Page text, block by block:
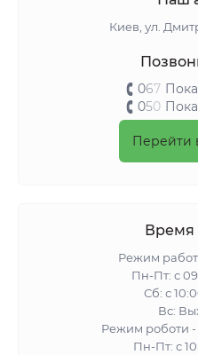
Киeв, ул.
067
050
Перейти
Время
Режим
Пн-Пт: с
Сб: с
Вс:
Режим роботи
Пн-Пт: с